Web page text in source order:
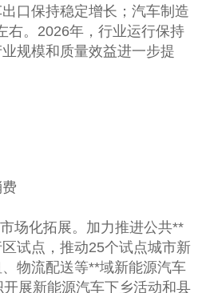
口保持稳定增长；汽车制造
右。2026年，行业运行保持
规模和质量效益进一步提
场化拓展。加力推进公共**
试点，推动25个试点城市新
物流配送等**域新能源汽车
展新能源汽车下乡活动和县